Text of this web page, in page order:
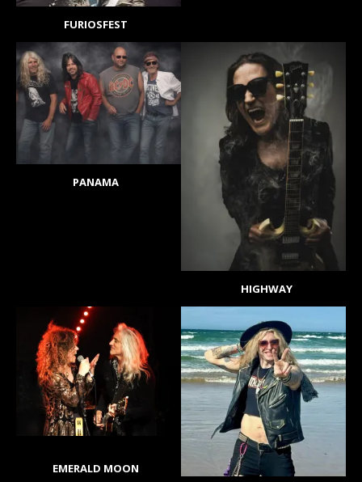
FURIOSFEST
PANAMA
HIGHWAY
EMERALD MOON